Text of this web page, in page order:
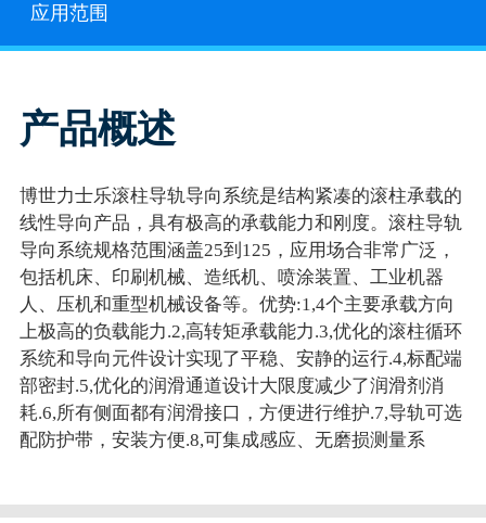
应用范围
产品概述
博世力士乐滚柱导轨导向系统是结构紧凑的滚柱承载的
线性导向产品，具有极高的承载能力和刚度。滚柱导轨
导向系统规格范围涵盖25到125，应用场合非常广泛，
包括机床、印刷机械、造纸机、喷涂装置、工业机器
人、压机和重型机械设备等。优势:1,4个主要承载方向
上极高的负载能力.2,高转矩承载能力.3,优化的滚柱循环
系统和导向元件设计实现了平稳、安静的运行.4,标配端
部密封.5,优化的润滑通道设计大限度减少了润滑剂消
耗.6,所有侧面都有润滑接口，方便进行维护.7,导轨可选
配防护带，安装方便.8,可集成感应、无磨损测量系